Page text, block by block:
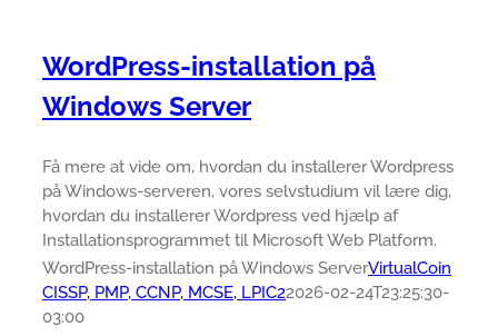
WordPress-installation på
Windows Server
Få mere at vide om, hvordan du installerer Wordpress
på Windows-serveren, vores selvstudium vil lære dig,
hvordan du installerer Wordpress ved hjælp af
Installationsprogrammet til Microsoft Web Platform.
WordPress-installation på Windows ServerVirtualCoin
CISSP, PMP, CCNP, MCSE, LPIC22026-02-24T23:25:30-
03:00